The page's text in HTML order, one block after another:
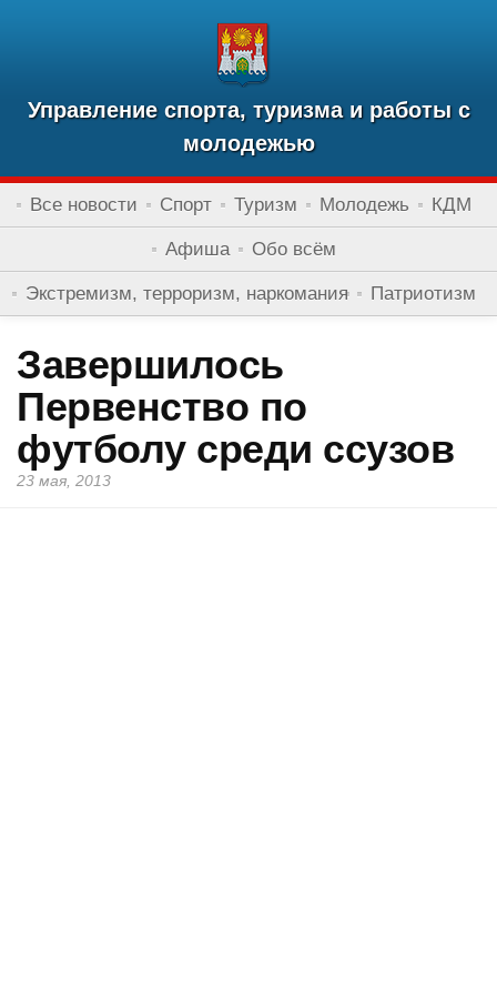
Управление спорта, туризма и работы с
молодежью
Все новости Спорт Туризм Молодежь КДМ
Афиша Обо всём
Экстремизм, терроризм, наркомания Патриотизм
Завершилось
Первенство по
футболу среди ссузов
23 мая, 2013